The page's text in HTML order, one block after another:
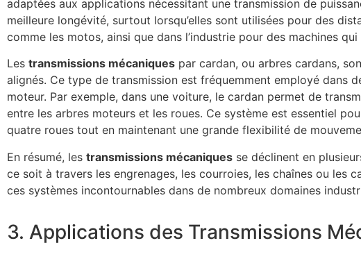
adaptées aux applications nécessitant une transmission de
meilleure longévité, surtout lorsqu’elles sont utilisées pour des
comme les motos, ainsi que dans l’industrie pour des machines
Les transmissions mécaniques par cardan, ou arbres cardans,
alignés. Ce type de transmission est fréquemment employé dans
moteur. Par exemple, dans une voiture, le cardan permet de
entre les arbres moteurs et les roues. Ce système est essentiel
quatre roues tout en maintenant une grande flexibilité de
En résumé, les transmissions mécaniques se déclinent en
ce soit à travers les engrenages, les courroies, les chaînes ou les
ces systèmes incontournables dans de nombreux domaines
3. Applications des Transmissions